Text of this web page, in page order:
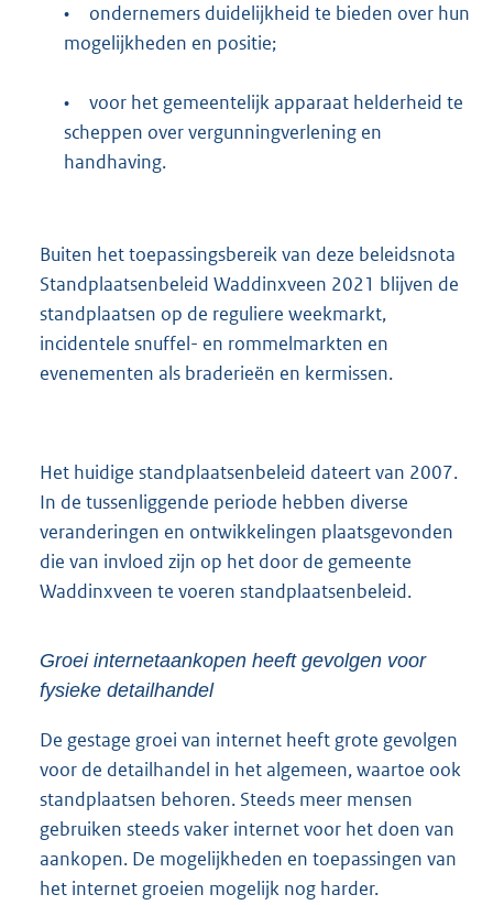
•
ondernemers duidelijkheid te bieden over hun
mogelijkheden en positie;
•
voor het gemeentelijk apparaat helderheid te
scheppen over vergunningverlening en
handhaving.
Buiten het toepassingsbereik van deze beleidsnota
Standplaatsenbeleid Waddinxveen 2021 blijven de
standplaatsen op de reguliere weekmarkt,
incidentele snuffel- en rommelmarkten en
evenementen als braderieën en kermissen.
Het huidige standplaatsenbeleid dateert van 2007.
In de tussenliggende periode hebben diverse
veranderingen en ontwikkelingen plaatsgevonden
die van invloed zijn op het door de gemeente
Waddinxveen te voeren standplaatsenbeleid.
Groei internetaankopen heeft gevolgen voor
fysieke detailhandel
De gestage groei van internet heeft grote gevolgen
voor de detailhandel in het algemeen, waartoe ook
standplaatsen behoren. Steeds meer mensen
gebruiken steeds vaker internet voor het doen van
aankopen. De mogelijkheden en toepassingen van
het internet groeien mogelijk nog harder.